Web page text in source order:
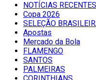
NOTÍCIAS RECENTES
Copa 2026
SELEÇÃO
Apostas
Mercado da Bola
FLAMENGO
SANTOS
PALMEIRAS